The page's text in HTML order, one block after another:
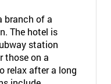
branch of a
The hotel is
station
those on a
relax after a long